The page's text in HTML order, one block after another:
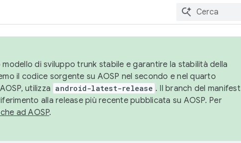
di sviluppo trunk stabile e garantire la stabilità della
il codice sorgente su AOSP nel secondo e nel quarto
utilizza android-latest-release . Il branch del manifest
alla release più recente pubblicata su AOSP. Per
ad AOSP.